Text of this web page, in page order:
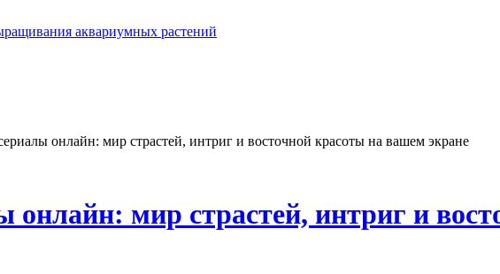
аквариумных растений
онлайн: мир страстей, интриг и восточной красоты на вашем экране
онлайн: мир страстей, интриг и